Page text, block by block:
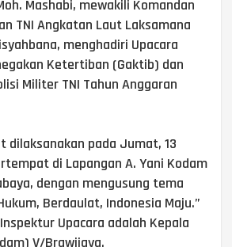
Mashabi, mewakili Komandan
TNI Angkatan Laut Laksamana
menghadiri Upacara
Ketertiban (Gaktib) dan
Militer TNI Tahun Anggaran
dilaksanakan pada Jumat, 13
di Lapangan A. Yani Kodam
dengan mengusung tema
Berdaulat, Indonesia Maju.”
Upacara adalah Kepala
V/Brawijaya.